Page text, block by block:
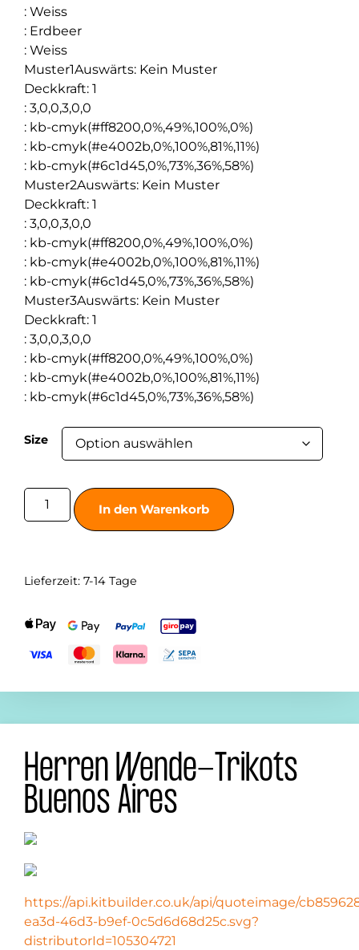
: Weiss
: Erdbeer
: Weiss
Muster1Auswärts: Kein Muster
Deckkraft: 1
: 3,0,0,3,0,0
: kb-cmyk(#ff8200,0%,49%,100%,0%)
: kb-cmyk(#e4002b,0%,100%,81%,11%)
: kb-cmyk(#6c1d45,0%,73%,36%,58%)
Muster2Auswärts: Kein Muster
Deckkraft: 1
: 3,0,0,3,0,0
: kb-cmyk(#ff8200,0%,49%,100%,0%)
: kb-cmyk(#e4002b,0%,100%,81%,11%)
: kb-cmyk(#6c1d45,0%,73%,36%,58%)
Muster3Auswärts: Kein Muster
Deckkraft: 1
: 3,0,0,3,0,0
: kb-cmyk(#ff8200,0%,49%,100%,0%)
: kb-cmyk(#e4002b,0%,100%,81%,11%)
: kb-cmyk(#6c1d45,0%,73%,36%,58%)
Size
In den Warenkorb
Lieferzeit: 7-14 Tage
Herren Wende-Trikots
Buenos Aires
https://api.kitbuilder.co.uk/api/quoteimage/
ea3d-46d3-b9ef-0c5d6d68d25c.svg?
distributorId=105304721